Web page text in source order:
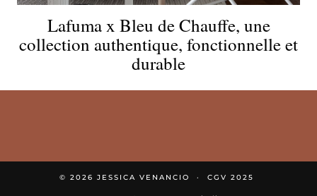
Lafuma x Bleu de Chauffe, une
collection authentique, fonctionnelle et
durable
© 2026 JESSICA VENANCIO CGV 2025